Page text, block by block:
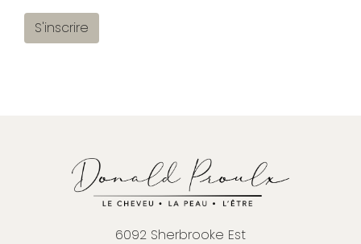
S'inscrire
6092 Sherbrooke Est